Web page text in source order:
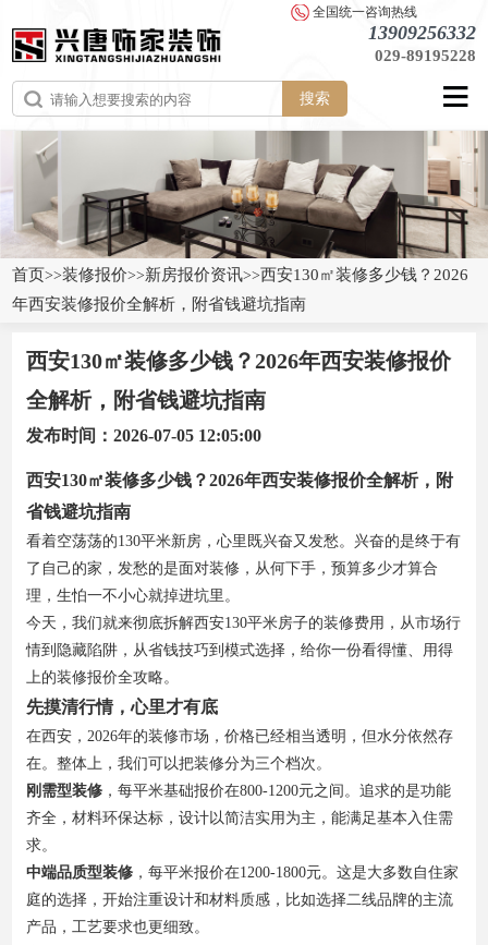
全国统一咨询热线
13909256332
029-89195228
搜索
首页>>装修报价>>新房报价资讯>>西安130㎡装修多少钱？2026
年西安装修报价全解析，附省钱避坑指南
西安130㎡装修多少钱？2026年西安装修报价
全解析，附省钱避坑指南
发布时间：2026-07-05 12:05:00
西安130㎡装修多少钱？2026年西安装修报价全解析，附
省钱避坑指南
看着空荡荡的130平米新房，心里既兴奋又发愁。兴奋的是终于有
了自己的家，发愁的是面对装修，从何下手，预算多少才算合
理，生怕一不小心就掉进坑里。
今天，我们就来彻底拆解西安130平米房子的装修费用，从市场行
情到隐藏陷阱，从省钱技巧到模式选择，给你一份看得懂、用得
上的装修报价全攻略。
先摸清行情，心里才有底
在西安，2026年的装修市场，价格已经相当透明，但水分依然存
在。整体上，我们可以把装修分为三个档次。
刚需型装修，每平米基础报价在800-1200元之间。追求的是功能
齐全，材料环保达标，设计以简洁实用为主，能满足基本入住需
求。
中端品质型装修，每平米报价在1200-1800元。这是大多数自住家
庭的选择，开始注重设计和材料质感，比如选择二线品牌的主流
产品，工艺要求也更细致。